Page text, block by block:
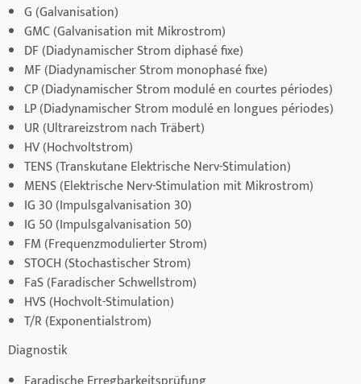
G (Galvanisation)
GMC (Galvanisation mit Mikrostrom)
DF (Diadynamischer Strom diphasé fixe)
MF (Diadynamischer Strom monophasé fixe)
CP (Diadynamischer Strom modulé en courtes périodes)
LP (Diadynamischer Strom modulé en longues périodes)
UR (Ultrareizstrom nach Träbert)
HV (Hochvoltstrom)
TENS (Transkutane Elektrische Nerv-Stimulation)
MENS (Elektrische Nerv-Stimulation mit Mikrostrom)
IG 30 (Impulsgalvanisation 30)
IG 50 (Impulsgalvanisation 50)
FM (Frequenzmodulierter Strom)
STOCH (Stochastischer Strom)
FaS (Faradischer Schwellstrom)
HVS (Hochvolt-Stimulation)
T/R (Exponentialstrom)
Diagnostik